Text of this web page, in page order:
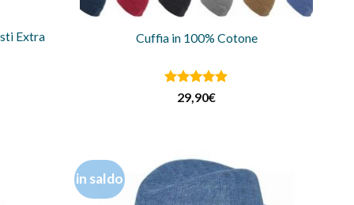
Extra
Cuffia in 100% Cotone
Valutato5
29,90€
in saldo